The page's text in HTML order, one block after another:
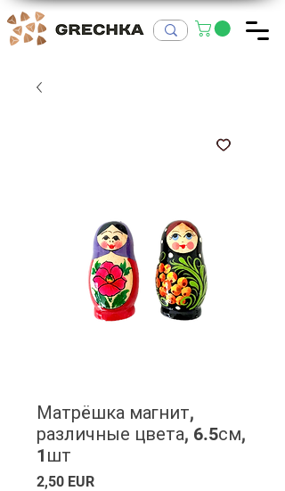
Матрёшка магнит,
различные цвета, 6.5см,
1шт
2,50 EURЦіна